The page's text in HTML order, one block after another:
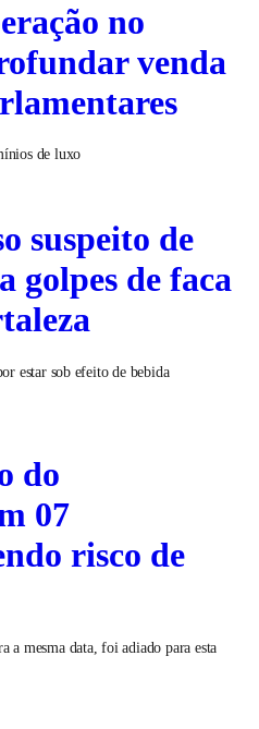
no
venda
de luxo
suspeito de
golpes de faca
estar sob efeito de bebida
do
07
risco de
a mesma data, foi adiado para esta